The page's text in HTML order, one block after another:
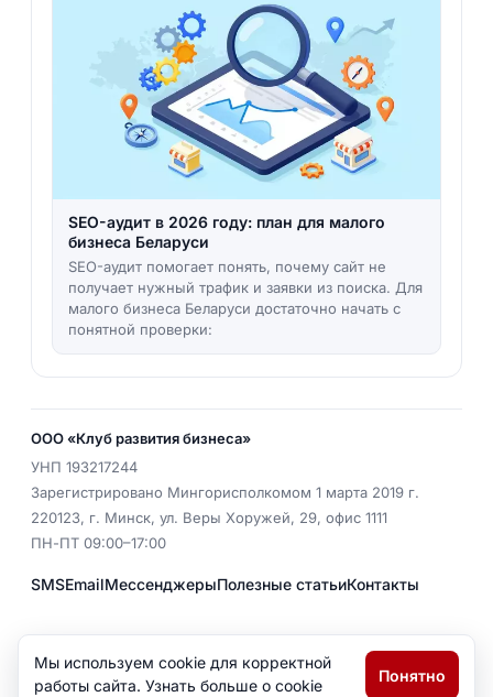
SEO-аудит в 2026 году: план для малого
бизнеса Беларуси
SEO-аудит помогает понять, почему сайт не
получает нужный трафик и заявки из поиска. Для
малого бизнеса Беларуси достаточно начать с
понятной проверки:
ООО «Клуб развития бизнеса»
УНП 193217244
Зарегистрировано Мингорисполкомом 1 марта 2019 г.
220123, г. Минск, ул. Веры Хоружей, 29, офис 1111
ПН-ПТ 09:00–17:00
SMSEmailМессенджерыПолезные статьиКонтакты
EMAIL
office@pr2.by
Политика конфиденциальности
Мы используем cookie для корректной
работы сайта. Узнать больше о cookie
Понятно